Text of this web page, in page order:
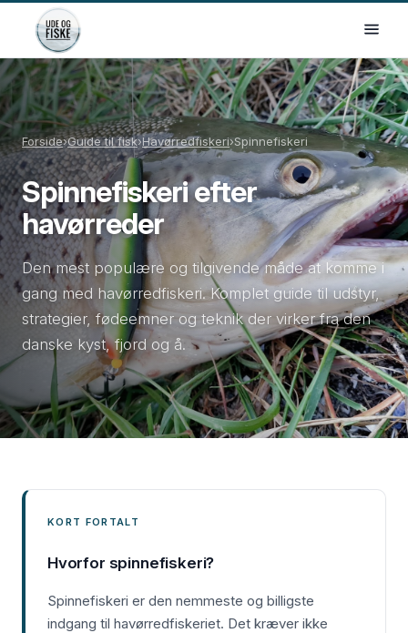
Forside›Guide til fisk›Havørredfiskeri›Spinnefiskeri
Spinnefiskeri efter
havørreder
Den mest populære og tilgivende måde at komme i
gang med havørredfiskeri. Komplet guide til udstyr,
strategier, fødeemner og teknik der virker fra den
danske kyst, fjord og å.
KORT FORTALT
Hvorfor spinnefiskeri?
Spinnefiskeri er den nemmeste og billigste
indgang til havørredfiskeriet. Det kræver ikke